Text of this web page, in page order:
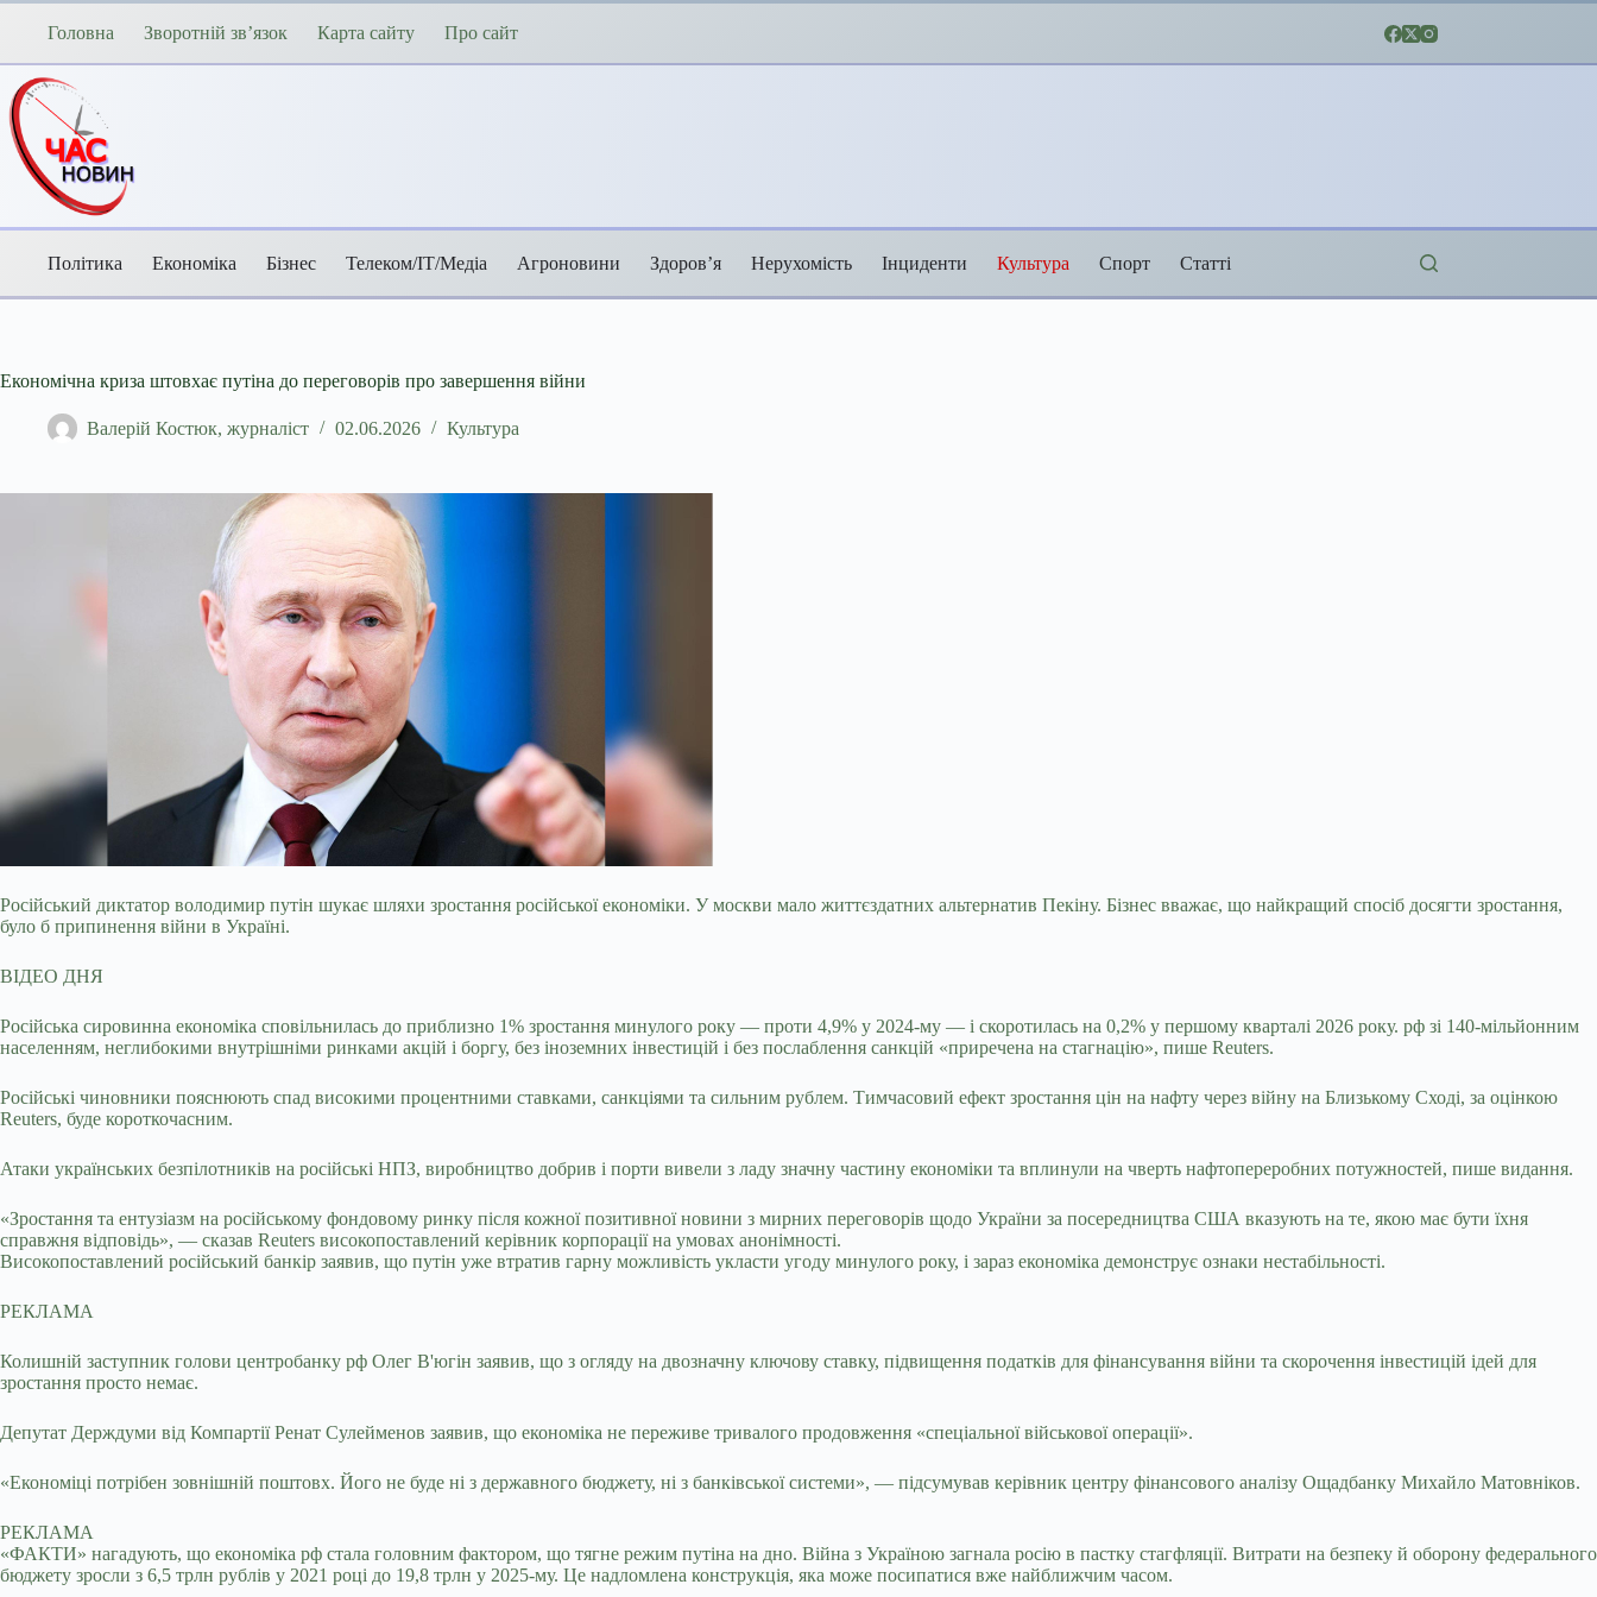
Перейти
Головна Зворотній зв’язок Карта сайту Про сайт
Політика Економіка Бізнес Телеком/ІТ/Медіа Агроновини Здоров’я Нерухомість Інциденти Культура Спорт Статті
Економічна криза штовхає путіна до переговорів про завершення війни
Валерій Костюк, журналіст 02.06.2026 Культура
Російський диктатор володимир путін шукає шляхи зростання російської економіки. У москви мало життєздатних альтернатив Пекіну. Бізнес вважає, що найкращий спосіб досягти зростання,
було б припинення війни в Україні.
ВІДЕО ДНЯ
Російська сировинна економіка сповільнилась до приблизно 1% зростання минулого року — проти 4,9% у 2024-му — і скоротилась на 0,2% у першому кварталі 2026 року. рф зі 140-мільйонним
населенням, неглибокими внутрішніми ринками акцій і боргу, без іноземних інвестицій і без послаблення санкцій «приречена на стагнацію», пише Reuters.
Російські чиновники пояснюють спад високими процентними ставками, санкціями та сильним рублем. Тимчасовий ефект зростання цін на нафту через війну на Близькому Сході, за оцінкою
Reuters, буде короткочасним.
Атаки українських безпілотників на російські НПЗ, виробництво добрив і порти вивели з ладу значну частину економіки та вплинули на чверть нафтопереробних потужностей, пише видання.
«Зростання та ентузіазм на російському фондовому ринку після кожної позитивної новини з мирних переговорів щодо України за посередництва США вказують на те, якою має бути їхня
справжня відповідь», — сказав Reuters високопоставлений керівник корпорації на умовах анонімності.
Високопоставлений російський банкір заявив, що путін уже втратив гарну можливість укласти угоду минулого року, і зараз економіка демонструє ознаки нестабільності.
РЕКЛАМА
Колишній заступник голови центробанку рф Олег В'югін заявив, що з огляду на двозначну ключову ставку, підвищення податків для фінансування війни та скорочення інвестицій ідей для
зростання просто немає.
Депутат Держдуми від Компартії Ренат Сулейменов заявив, що економіка не переживе тривалого продовження «спеціальної військової операції».
«Економіці потрібен зовнішній поштовх. Його не буде ні з державного бюджету, ні з банківської системи», — підсумував керівник центру фінансового аналізу Ощадбанку Михайло Матовніков.
РЕКЛАМА
«ФАКТИ» нагадують, що економіка рф стала головним фактором, що тягне режим путіна на дно. Війна з Україною загнала росію в пастку стагфляції. Витрати на безпеку й оборону федерального
бюджету зросли з 6,5 трлн рублів у 2021 році до 19,8 трлн у 2025-му. Це надломлена конструкція, яка може посипатися вже найближчим часом.